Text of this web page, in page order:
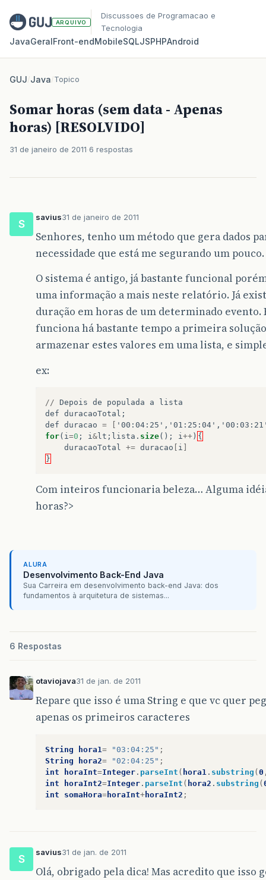
ARQUIVO
Discussoes de Programacao e
Tecnologia
JavaGeralFront‑endMobileSQLJSPHPAndroid
GUJ/Java/Topico
Somar horas (sem data - Apenas
horas) [RESOLVIDO]
31 de janeiro de 2011 6 respostas
S
savius31 de janeiro de 2011
Senhores, tenho um método que gera dados
necessidade que está me segurando um pouco.
O sistema é antigo, já bastante funcional
uma informação a mais neste relatório. Já
duração em horas de um determinado evento.
funciona há bastante tempo a primeira
armazenar estes valores em uma lista, e
ex:
// Depois de populada a
lista
def duracaoTotal ;
def duracao =
for( i=0 ; i& lt ; lista . size(); i++ ) {
duracaoTotal += duracao i
}
Com inteiros funcionaria beleza… Alguma
horas?>
ALURA
Desenvolvimento Back-End Java
Sua Carreira em desenvolvimento back-end Java: dos
fundamentos à arquitetura de sistemas...
6 Respostas
otaviojava31 de jan. de 2011
Repare que isso é uma String e que vc quer
apenas os primeiros caracteres
String hora1= "03:04:25" ;
String
hora2= "02:04:25" ;
int
horaInt=Integer . parseInt ( hora1 . substring ( 0
int
horaInt2=Integer . parseInt ( hora2 . substring (
int
somaHora= horaInt+ horaInt2 ;
S
savius31 de jan. de 2011
Olá, obrigado pela dica! Mas acredito que isso